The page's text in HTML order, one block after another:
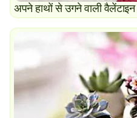
अपने हाथों से उगने वाली वैलेंटाइन